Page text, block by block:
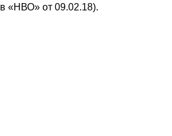
в «НВО» от 09.02.18).